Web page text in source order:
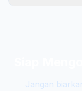
Jangan